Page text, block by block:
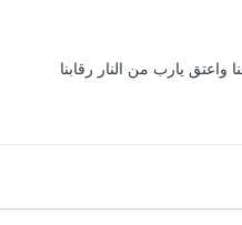
يارب من النار رقابنا